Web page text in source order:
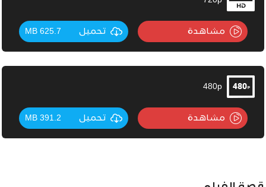
مشاهدة تحميل 625.7 MB
480p
مشاهدة تحميل 391.2 MB